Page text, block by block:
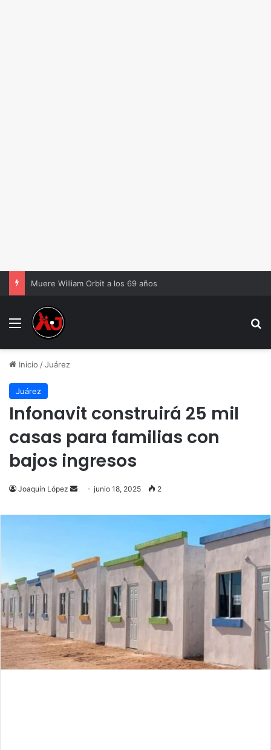
Muere William Orbit a los 69 años
Menu
Inicio /Juárez
Juárez
Infonavit construirá 25 mil
casas para familias con
bajos ingresos
Joaquín López
Send
email
junio 18, 2025 2